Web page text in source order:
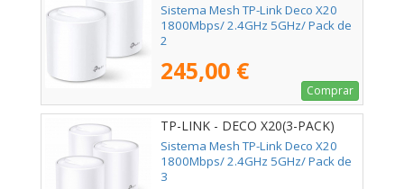
Sistema Mesh TP-Link Deco X20
1800Mbps/ 2.4GHz 5GHz/ Pack de
2
245,00 €
Comprar
TP-LINK - DECO X20(3-PACK)
Sistema Mesh TP-Link Deco X20
1800Mbps/ 2.4GHz 5GHz/ Pack de
3